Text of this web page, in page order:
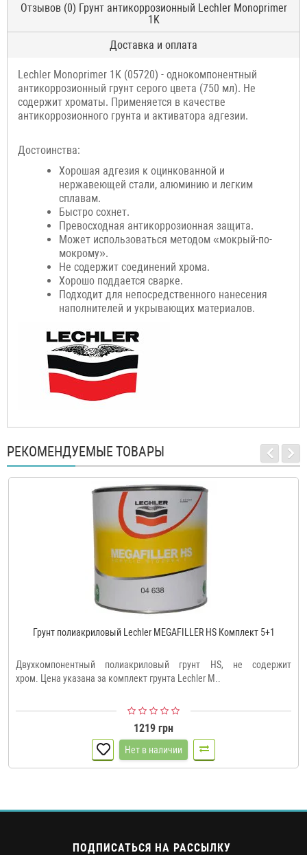
Отзывов (0) Грунт антикоррозионный Lechler Monoprimer
1K
Доставка и оплата
Lechler Monoprimer 1K (05720) - однокомпонентный
антикоррозионный грунт серого цвета (750 мл). Не
содержит хроматы. Применяется в качестве
антикоррозионного грунта и активатора адгезии.
Достоинства:
Хорошая адгезия к оцинкованной и
нержавеющей стали, алюминию и легким
сплавам.
Быстро сохнет.
Превосходная антикоррозионная защита.
Может использоваться методом «мокрый-по-
мокрому».
Не содержит соединений хрома.
Хорошо поддается сварке.
Подходит для непосредственного нанесения
наполнителей и укрывающих материалов.
РЕКОМЕНДУЕМЫЕ ТОВАРЫ
Грунт полиакриловый Lechler MEGAFILLER HS Комплект 5+1
Двухкомпонентный полиакриловый грунт HS, не содержит
хром. Цена указана за комплект грунта Lechler M..
1219 грн
Нет в наличии
ПОДПИСАТЬСЯ НА РАССЫЛКУ